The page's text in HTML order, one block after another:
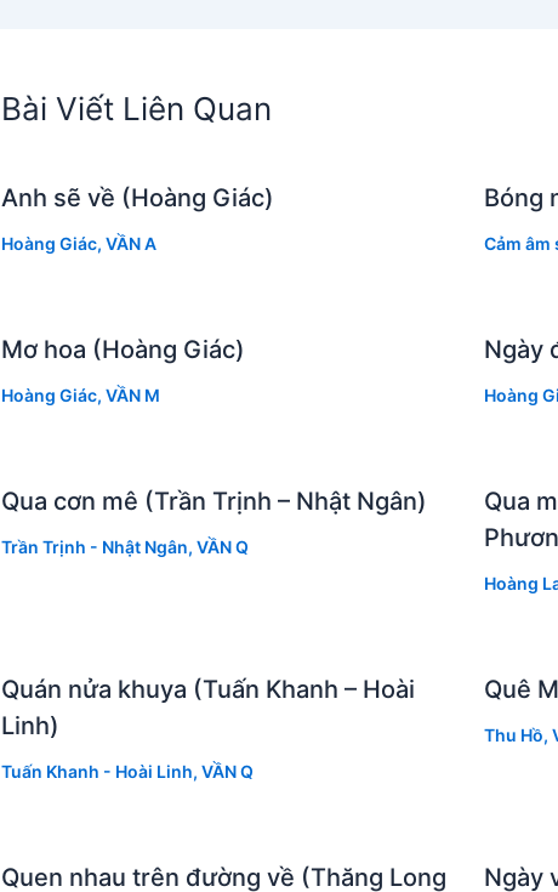
Bài Viết Liên Quan
Anh sẽ về (Hoàng Giác)
Hoàng Giác, VẦN A
Bóng
Cảm âm
Mơ hoa (Hoàng Giác)
Hoàng Giác, VẦN M
Ngày
Hoàng
Qua cơn mê (Trần Trịnh – Nhật Ngân)
Trần Trịnh - Nhật Ngân, VẦN Q
Qua
Hoàng
Quán nửa khuya (Tuấn Khanh – Hoài
Linh)
Tuấn Khanh - Hoài Linh, VẦN Q
Quê
Thu Hồ,
Quen nhau trên đường về (Thăng Long Ngày